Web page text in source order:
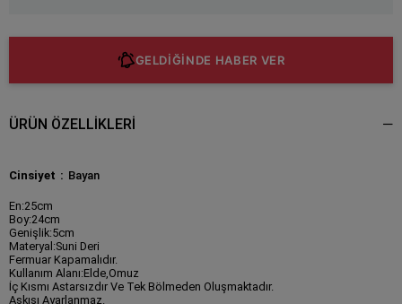
GELDİĞİNDE HABER VER
ÜRÜN ÖZELLIKLERI
Cinsiyet Bayan
En:25cm
Boy:24cm
Genişlik:5cm
Materyal:Suni Deri
Fermuar Kapamalıdır.
Kullanım Alanı:Elde,Omuz
İç Kısmı Astarsızdır Ve Tek Bölmeden Oluşmaktadır.
Askısı Ayarlanmaz.